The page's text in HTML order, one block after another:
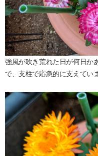
強風が吹き荒れた日が何日か
で、支柱で応急的に支えてい